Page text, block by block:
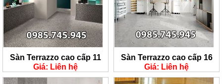
Sàn Terrazzo cao cấp 11
Giá: Liên hệ
Sàn Terrazzo cao cấp 16
Giá: Liên hệ